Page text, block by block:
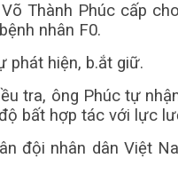
Thành Phúc cấp
nhân F0.
phát hiện, b.ắt giữ.
tra, ông Phúc tự
bất hợp tác với lực
đội nhân dân Việt